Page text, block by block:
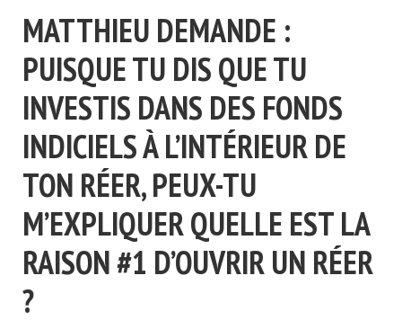
MATTHIEU DEMANDE :
PUISQUE TU DIS QUE TU
INVESTIS DANS DES FONDS
INDICIELS À L’INTÉRIEUR DE
TON RÉER, PEUX-TU
M’EXPLIQUER QUELLE EST LA
RAISON #1 D’OUVRIR UN RÉER
?